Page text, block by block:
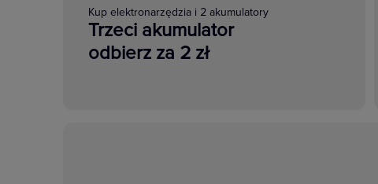
Kup elektronarzędzia i 2 akumulatory
Trzeci akumulator
odbierz za 2 zł